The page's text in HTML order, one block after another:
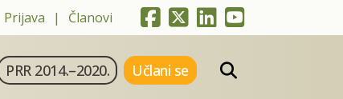
Prijava Članovi
PRR 2014.–2020. Učlani se